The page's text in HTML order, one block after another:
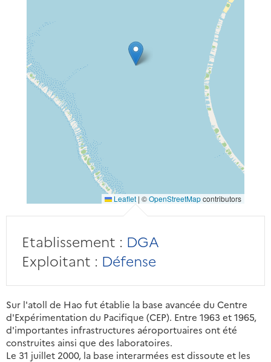
Leaflet | ©OpenStreetMapcontributors
Etablissement : DGA
Exploitant : Défense
Sur l'atoll de Hao fut établie la base avancée du Centre
d'Expérimentation du Pacifique (CEP). Entre 1963 et 1965,
d'importantes infrastructures aéroportuaires ont été
construites ainsi que des laboratoires.
Le 31 juillet 2000, la base interarmées est dissoute et les